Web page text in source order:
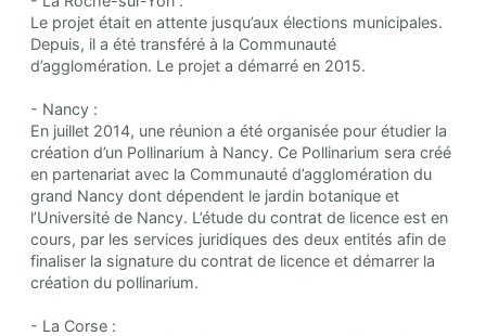
Le projet était en attente jusqu’aux élections municipales.
Depuis, il a été transféré à la Communauté
d’agglomération. Le projet a démarré en 2015.
- Nancy :
En juillet 2014, une réunion a été organisée pour étudier la
création d’un Pollinarium à Nancy. Ce Pollinarium sera créé
en partenariat avec la Communauté d’agglomération du
grand Nancy dont dépendent le jardin botanique et
l’Université de Nancy. L’étude du contrat de licence est en
cours, par les services juridiques des deux entités afin de
finaliser la signature du contrat de licence et démarrer la
création du pollinarium.
- La Corse :